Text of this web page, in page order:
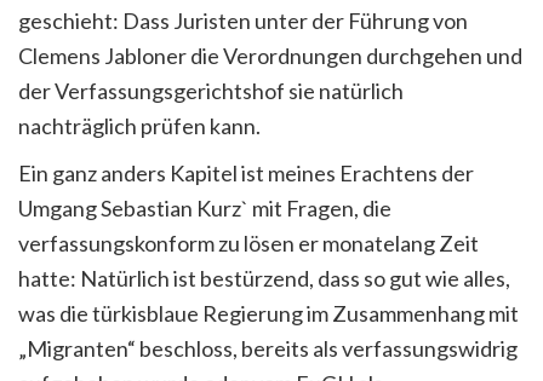
geschieht: Dass Juristen unter der Führung von
Clemens Jabloner die Verordnungen durchgehen und
der Verfassungsgerichtshof sie natürlich
nachträglich prüfen kann.
Ein ganz anders Kapitel ist meines Erachtens der
Umgang Sebastian Kurz` mit Fragen, die
verfassungskonform zu lösen er monatelang Zeit
hatte: Natürlich ist bestürzend, dass so gut wie alles,
was die türkisblaue Regierung im Zusammenhang mit
„Migranten“ beschloss, bereits als verfassungswidrig